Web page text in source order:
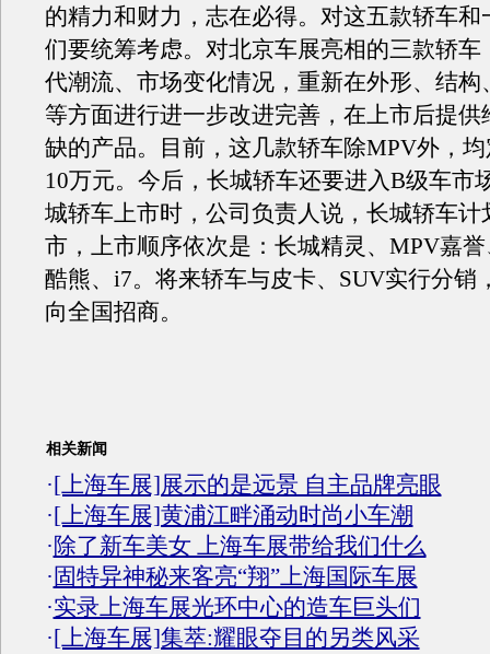
的精力和财力，志在必得。对这五款轿车和
们要统筹考虑。对北京车展亮相的三款轿车
代潮流、市场变化情况，重新在外形、结构
等方面进行进一步改进完善，在上市后提供
缺的产品。目前，这几款轿车除MPV外，
10万元。今后，长城轿车还要进入B级车市
城轿车上市时，公司负责人说，长城轿车计
市，上市顺序依次是：长城精灵、MPV嘉
酷熊、i7。将来轿车与皮卡、SUV实行分销
向全国招商。
相关新闻
·[上海车展]展示的是远景 自主品牌亮眼
·[上海车展]黄浦江畔涌动时尚小车潮
·除了新车美女 上海车展带给我们什么
· 固特异神秘来客亮“翔”上海国际车展
·实录上海车展光环中心的造车巨头们
·[上海车展]集萃:耀眼夺目的另类风采